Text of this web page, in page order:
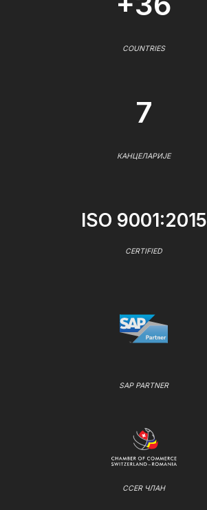
COUNTRIES
7
КАНЦЕЛАРИЈЕ
ISO 9001:2015
CERTIFIED
SAP PARTNER
CCER ЧЛАН